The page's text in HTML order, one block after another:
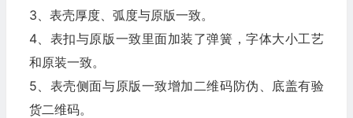
3、表壳厚度、弧度与原版一致。
4、表扣与原版一致里面加装了弹簧，字体大小工艺
和原装一致。
5、表壳侧面与原版一致增加二维码防伪、底盖有验
货二维码。